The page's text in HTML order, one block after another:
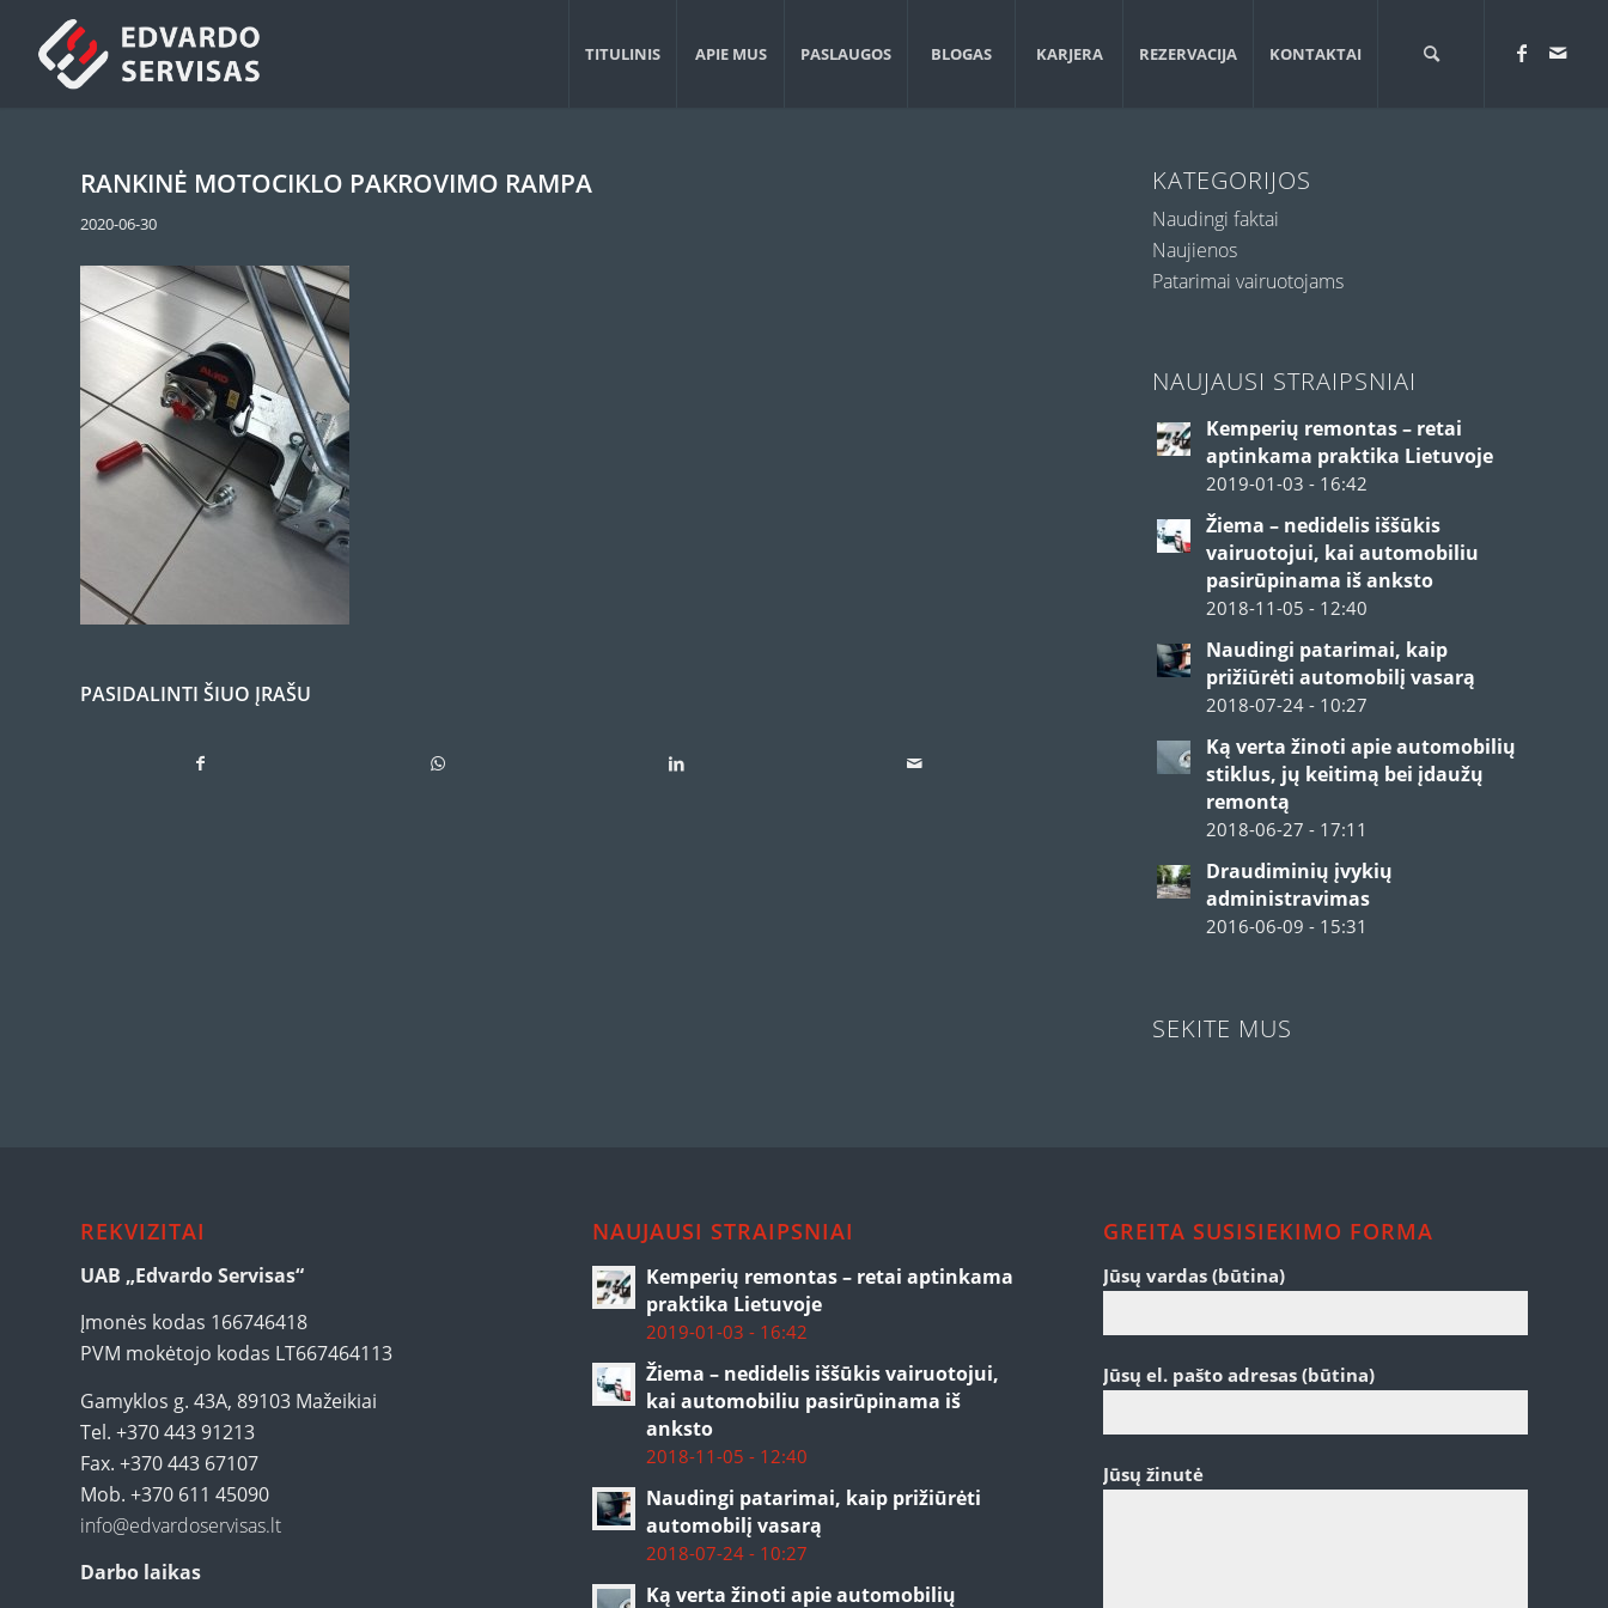
TITULINIS APIE MUS PASLAUGOS BLOGAS KARJERA REZERVACIJA KONTAKTAI
RANKINĖ MOTOCIKLO PAKROVIMO RAMPA
2020-06-30
PASIDALINTI ŠIUO ĮRAŠU
KATEGORIJOS
Naudingi faktai
Naujienos
Patarimai vairuotojams
NAUJAUSI STRAIPSNIAI
Kemperių remontas – retai
aptinkama praktika Lietuvoje
2019-01-03 - 16:42
Žiema – nedidelis iššūkis
vairuotojui, kai automobiliu
pasirūpinama iš anksto
2018-11-05 - 12:40
Naudingi patarimai, kaip
prižiūrėti automobilį vasarą
2018-07-24 - 10:27
Ką verta žinoti apie automobilių
stiklus, jų keitimą bei įdaužų
remontą
2018-06-27 - 17:11
Draudiminių įvykių
administravimas
2016-06-09 - 15:31
SEKITE MUS
REKVIZITAI
UAB „Edvardo Servisas“
Įmonės kodas 166746418
PVM mokėtojo kodas LT667464113
Gamyklos g. 43A, 89103 Mažeikiai
Tel. +370 443 91213
Fax. +370 443 67107
Mob. +370 611 45090
info@edvardoservisas.lt
Darbo laikas
NAUJAUSI STRAIPSNIAI
Kemperių remontas – retai aptinkama
praktika Lietuvoje
2019-01-03 - 16:42
Žiema – nedidelis iššūkis vairuotojui,
kai automobiliu pasirūpinama iš
anksto
2018-11-05 - 12:40
Naudingi patarimai, kaip prižiūrėti
automobilį vasarą
2018-07-24 - 10:27
Ką verta žinoti apie automobilių
GREITA SUSISIEKIMO FORMA
Jūsų vardas (būtina)
Jūsų el. pašto adresas (būtina)
Jūsų žinutė